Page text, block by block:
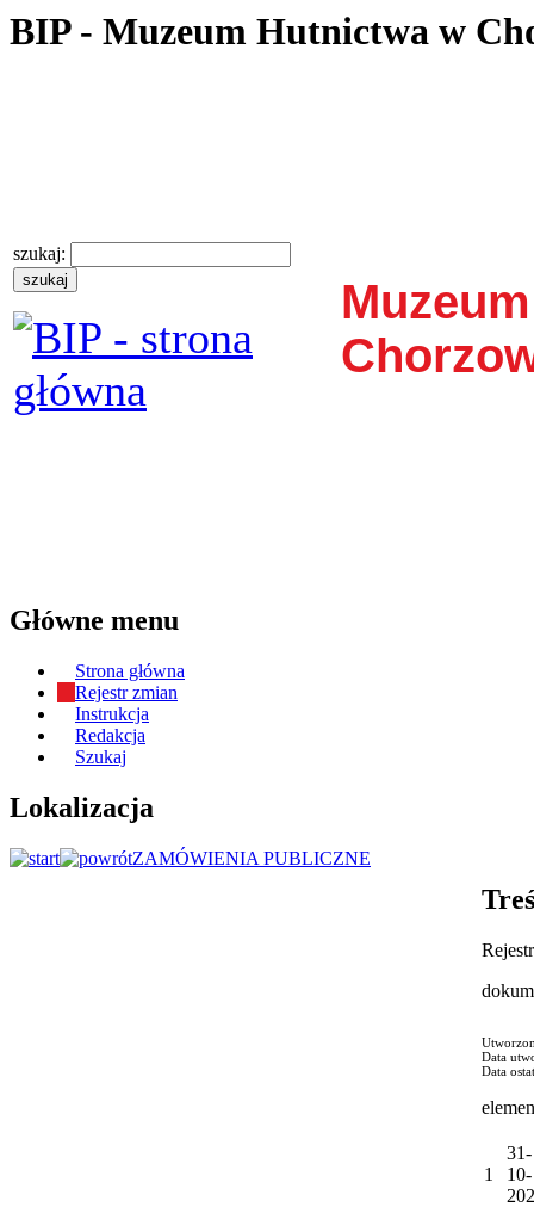
BIP - Muzeum Hutnictwa w
szukaj:
Główne menu
Strona główna
Rejestr zmian
Instrukcja
Redakcja
Szukaj
Lokalizacja
ZAMÓWIENIA PUBLICZNE
Data
Data
1
31-
10-